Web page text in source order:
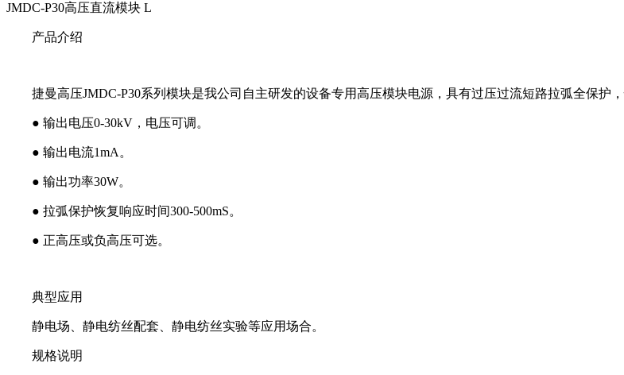
JMDC-P30高压直流模块 L
产品介绍
捷曼高压JMDC-P30系列模块是我公司自主研发的设备专用高压模块电源，具有过压过流短路拉弧全保护
● 输出电压0-30kV，电压可调。
● 输出电流1mA。
● 输出功率30W。
● 拉弧保护恢复响应时间300-500mS。
● 正高压或负高压可选。
典型应用
静电场、静电纺丝配套、静电纺丝实验等应用场合。
规格说明